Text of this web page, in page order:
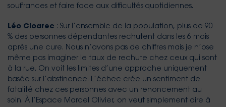
souffrances et faire face aux difficultés quotidiennes.
Léo Cloarec : Sur l’ensemble de la population, plus de 90
% des personnes dépendantes rechutent dans les 6 mois
après une cure. Nous n’avons pas de chiffres mais je n’ose
même pas imaginer le taux de rechute chez ceux qui sont
à la rue. On voit les limites d’une approche uniquement
basée sur l’abstinence. L’échec crée un sentiment de
fatalité chez ces personnes avec un renoncement au
soin. À l’Espace Marcel Olivier, on veut simplement dire à